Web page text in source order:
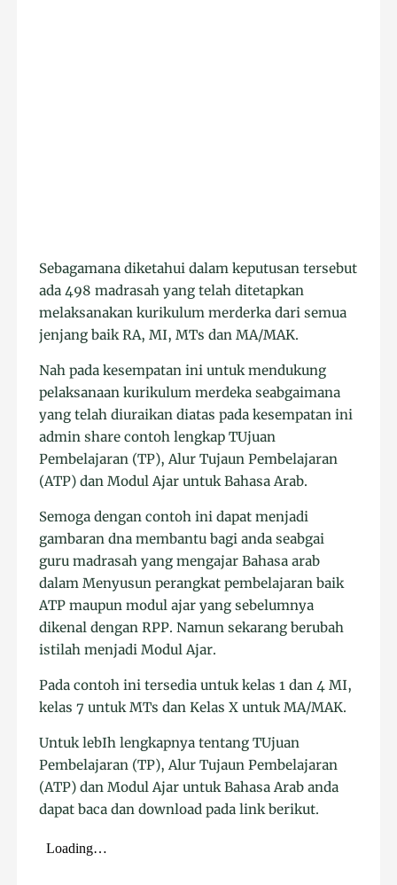
Sebagamana diketahui dalam keputusan tersebut
ada 498 madrasah yang telah ditetapkan
melaksanakan kurikulum merderka dari semua
jenjang baik RA, MI, MTs dan MA/MAK.
Nah pada kesempatan ini untuk mendukung
pelaksanaan kurikulum merdeka seabgaimana
yang telah diuraikan diatas pada kesempatan ini
admin share contoh lengkap TUjuan
Pembelajaran (TP), Alur Tujaun Pembelajaran
(ATP) dan Modul Ajar untuk Bahasa Arab.
Semoga dengan contoh ini dapat menjadi
gambaran dna membantu bagi anda seabgai
guru madrasah yang mengajar Bahasa arab
dalam Menyusun perangkat pembelajaran baik
ATP maupun modul ajar yang sebelumnya
dikenal dengan RPP. Namun sekarang berubah
istilah menjadi Modul Ajar.
Pada contoh ini tersedia untuk kelas 1 dan 4 MI,
kelas 7 untuk MTs dan Kelas X untuk MA/MAK.
Untuk lebIh lengkapnya tentang TUjuan
Pembelajaran (TP), Alur Tujaun Pembelajaran
(ATP) dan Modul Ajar untuk Bahasa Arab anda
dapat baca dan download pada link berikut.